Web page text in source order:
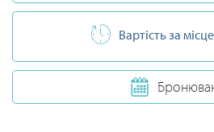
Вартість за місце